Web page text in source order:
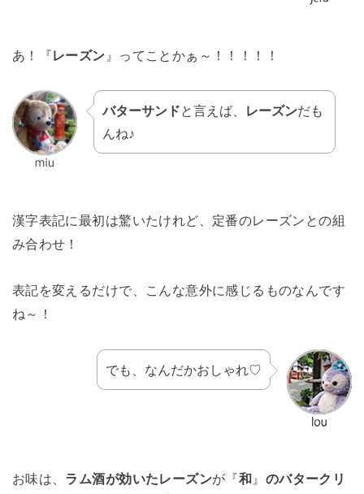
あ！『レーズン 』ってことかぁ～！！！！！
バターサンドと言えば、 レーズンだも
んね♪
漢字表記に最初は驚いたけれど、定番のレーズンとの組
み合わせ！
表記を変えるだけで、こんな意外に感じるものなんです
ね～！
でも、なんだかおしゃれ♡
お味は、 ラム酒が効いたレーズンが『和 』 のバタークリ